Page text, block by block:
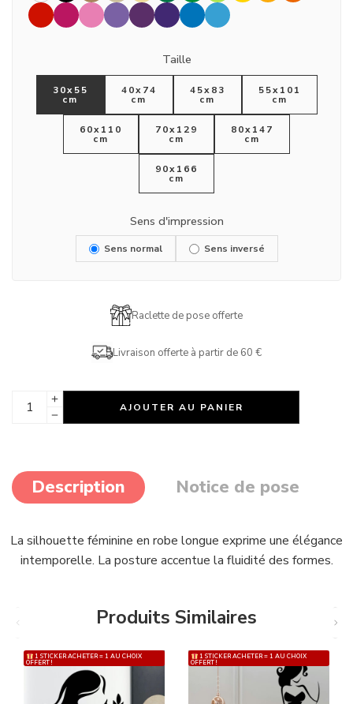
Taille
30x55
cm
40x74
cm
45x83
cm
55x101
cm
60x110
cm
70x129
cm
80x147
cm
90x166
cm
Sens d'impression
Sens normal Sens inversé
Raclette de pose offerte
Livraison offerte à partir de 60 €
AJOUTER AU PANIER
Description Notice de pose
La silhouette féminine en robe longue exprime une élégance
intemporelle. La posture accentue la fluidité des formes.
Produits Similaires
1 STICKER ACHETER = 1 AU CHOIX
OFFERT !
1 STICKER ACHETER = 1 AU CHOIX
OFFERT !